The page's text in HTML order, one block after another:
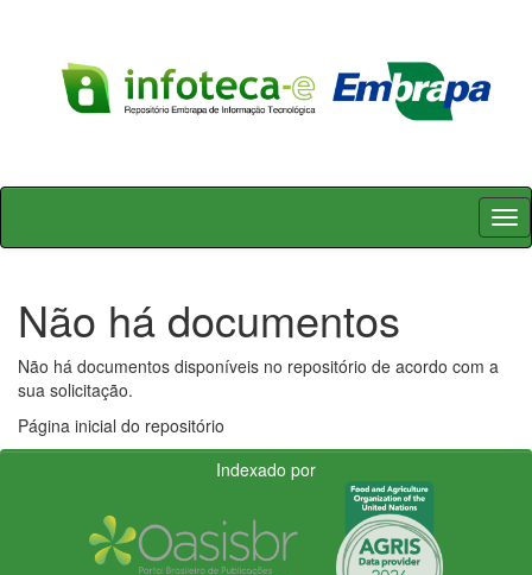
Skip
Não há documentos
Não há documentos disponíveis no repositório de acordo com a
sua solicitação.
Página inicial do repositório
Indexado por